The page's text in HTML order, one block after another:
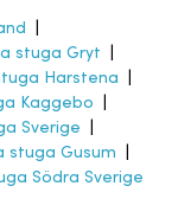
stuga Gryt
Harstena
Kaggebo
Sverige
stuga Gusum
Södra Sverige